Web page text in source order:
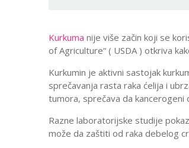
Kurkuma nije više začin koji se
of Agriculture“ ( USDA ) otkriva
Kurkumin je aktivni sastojak
sprečavanja rasta raka ćelija i
tumora, sprečava da kancerogeni
Razne laboratorijske studije
može da zaštiti od raka debelog